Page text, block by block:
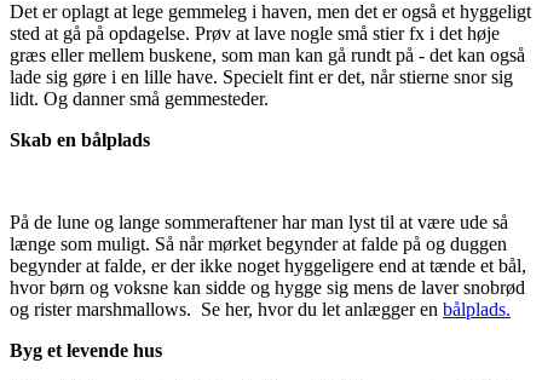
Det er oplagt at lege gemmeleg i haven, men det er også et hyggeligt
sted at gå på opdagelse. Prøv at lave nogle små stier fx i det høje
græs eller mellem buskene, som man kan gå rundt på - det kan også
lade sig gøre i en lille have. Specielt fint er det, når stierne snor sig
lidt. Og danner små gemmesteder.
Skab en bålplads
På de lune og lange sommeraftener har man lyst til at være ude så
længe som muligt. Så når mørket begynder at falde på og duggen
begynder at falde, er der ikke noget hyggeligere end at tænde et bål,
hvor børn og voksne kan sidde og hygge sig mens de laver snobrød
og rister marshmallows. Se her, hvor du let anlægger en bålplads.
Byg et levende hus